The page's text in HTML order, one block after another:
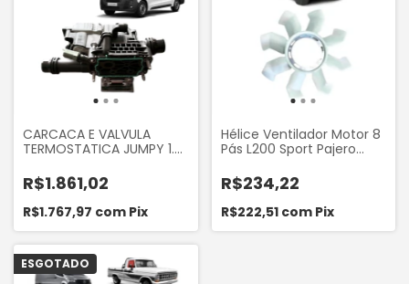
CARCACA E VALVULA
TERMOSTATICA JUMPY 1.6
R$1.861,02
R$1.767,97 com Pix
Hélice Ventilador Motor 8
Pás L200 Sport Pajero
MB4026
R$234,22
R$222,51 com Pix
ESGOTADO